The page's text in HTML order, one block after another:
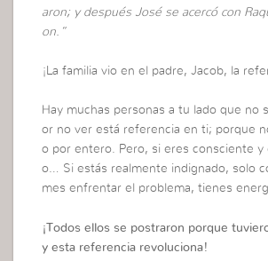
aron; y después José se acercó con
on.”
¡La familia vio en el padre, Jacob, la
Hay muchas personas a tu lado que no
or no ver está referencia en ti; porque
o por entero. Pero, si eres consciente y
o… Si estás realmente indignado, solo
mes enfrentar el problema, tienes
¡Todos ellos se postraron porque
y esta referencia revoluciona!